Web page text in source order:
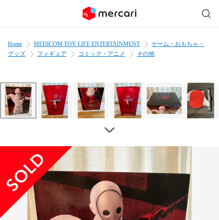
Home MEDICOM TOY LIFE ENTERTAINMENT
ゲーム・おもちゃ・
グッズ
フィギュア コミック・アニメ その他